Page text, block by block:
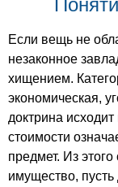
Если вещь не
незаконное
хищением.
экономическая,
доктрина исходит
стоимости
предмет. Из этого
имущество, пусть